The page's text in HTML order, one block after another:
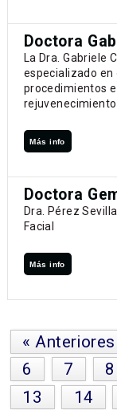
Doctora
La Dra. Gabriele
especializado en
procedimientos
Más info
Doctora
Dra. Pérez
Facial
Más info
« Anteriores
6
7 8
13
14